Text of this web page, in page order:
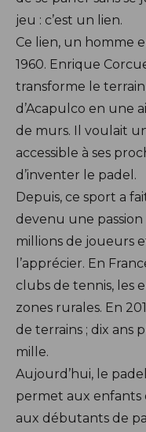
jeu : c’est un lien.
Ce lien, un homme
1960. Enrique
transforme le terrain
d’Acapulco en une
de murs. Il voulait
accessible à ses
d’inventer le padel.
Depuis, ce sport a
devenu une
millions de joueurs
l’apprécier. En
clubs de tennis, les
zones rurales. En
de terrains ; dix ans
mille.
Aujourd’hui, le
permet aux enfants
aux débutants de